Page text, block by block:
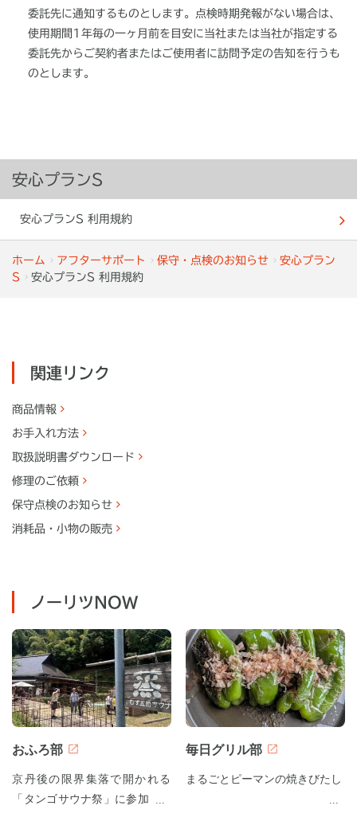
安心プランS
安心プランS 利用規約
ホーム アフターサポート 保守・点検のお知らせ
安心プラン
S
安心プランS 利用規約
委託先に通知するものとします。点検時期発報がない場合は、
使用期間1年毎の一ヶ月前を目安に当社または当社が指定する
委託先からご契約者またはご使用者に訪問予定の告知を行うも
のとします。
関連リンク
商品情報
お手入れ方法
取扱説明書ダウンロード
修理のご依頼
保守点検のお知らせ
消耗品・ 小物の販売
ノーリツNOW
おふろ部
京丹後の限界集落で開かれる
「タンゴサウナ祭」に参加して
毎日グリル部
まるごとピーマンの焼きびたし